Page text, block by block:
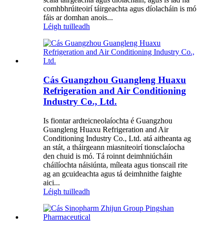
comhbhrúiteoirí táirgeachta agus díolacháin is mó
fáis ar domhan anois...
Léigh tuilleadh
Cás Guangzhou Guangleng Huaxu
Refrigeration and Air Conditioning
Industry Co., Ltd.
Is fiontar ardteicneolaíochta é Guangzhou
Guangleng Huaxu Refrigeration and Air
Conditioning Industry Co., Ltd. atá aitheanta ag
an stát, a tháirgeann miasniteoirí tionsclaíocha
den chuid is mó. Tá roinnt deimhniúcháin
cháilíochta náisiúnta, míleata agus tionscail rite
ag an gcuideachta agus tá deimhnithe faighte
aici...
Léigh tuilleadh